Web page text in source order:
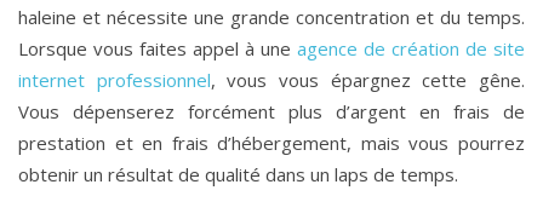
haleine et nécessite une grande concentration et du temps.
Lorsque vous faites appel à une agence de création de site
internet professionnel, vous vous épargnez cette gêne.
Vous dépenserez forcément plus d’argent en frais de
prestation et en frais d’hébergement, mais vous pourrez
obtenir un résultat de qualité dans un laps de temps.